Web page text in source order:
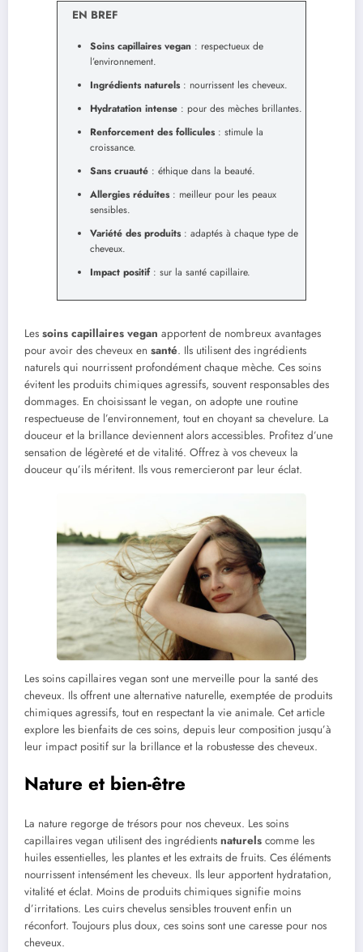
EN BREF
Soins capillaires vegan : respectueux de
l’environnement.
Ingrédients naturels: nourrissent les cheveux.
Hydratation intense : pour des mèches brillantes.
Renforcement des follicules: stimule la
croissance.
Sans cruauté : éthique dans la beauté.
Allergies réduites: meilleur pour les peaux
sensibles.
Variété des produits: adaptés à chaque type de
cheveux.
Impact positif: sur la santé capillaire.
Les soins capillaires vegan apportent de nombreux avantages
pour avoir des cheveux en santé. Ils utilisent des ingrédients
naturels qui nourrissent profondément chaque mèche. Ces soins
évitent les produits chimiques agressifs, souvent responsables des
dommages. En choisissant le vegan, on adopte une routine
respectueuse de l’environnement, tout en choyant sa chevelure. La
douceur et la brillance deviennent alors accessibles. Profitez d’une
sensation de légèreté et de vitalité. Offrez à vos cheveux la
douceur qu’ils méritent. Ils vous remercieront par leur éclat.
Les soins capillaires vegan sont une merveille pour la santé des
cheveux. Ils offrent une alternative naturelle, exemptée de produits
chimiques agressifs, tout en respectant la vie animale. Cet article
explore les bienfaits de ces soins, depuis leur composition jusqu’à
leur impact positif sur la brillance et la robustesse des cheveux.
Nature et bien-être
La nature regorge de trésors pour nos cheveux. Les soins
capillaires vegan utilisent des ingrédients naturels comme les
huiles essentielles, les plantes et les extraits de fruits. Ces éléments
nourrissent intensément les cheveux. Ils leur apportent hydratation,
vitalité et éclat. Moins de produits chimiques signifie moins
d’irritations. Les cuirs chevelus sensibles trouvent enfin un
réconfort. Toujours plus doux, ces soins sont une caresse pour nos
cheveux.